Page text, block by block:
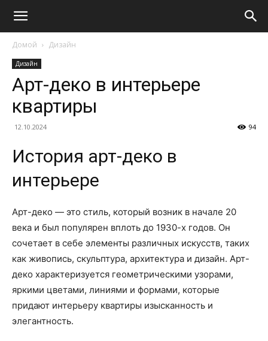
Домой Дизайн
Дизайн
Арт-деко в интерьере
квартиры
12.10.2024 94
История арт-деко в
интерьере
Арт-деко — это стиль, который возник в начале 20
века и был популярен вплоть до 1930-х годов. Он
сочетает в себе элементы различных искусств, таких
как живопись, скульптура, архитектура и дизайн. Арт-
деко характеризуется геометрическими узорами,
яркими цветами, линиями и формами, которые
придают интерьеру квартиры изысканность и
элегантность.